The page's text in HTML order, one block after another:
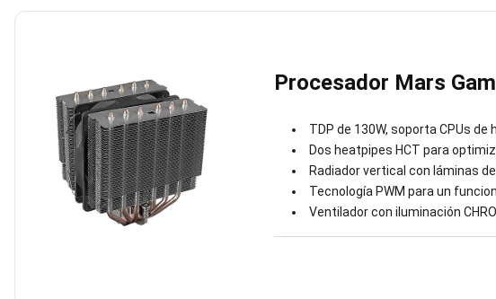
Procesador Mars
TDP de 130W, soporta CPUs de
Dos heatpipes HCT para
Radiador vertical con láminas
Tecnología PWM para un
Ventilador con iluminación